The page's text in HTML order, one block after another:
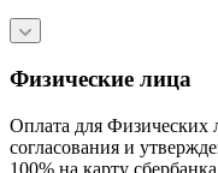
Физические лица
Оплата для Физических
согласования и
100% на карту